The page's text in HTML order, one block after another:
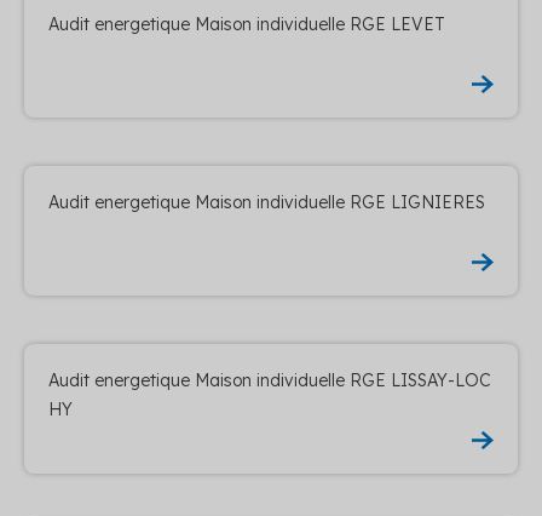
Audit energetique Maison individuelle RGE LEVET
Audit energetique Maison individuelle RGE LIGNIERES
Audit energetique Maison individuelle RGE LISSAY-LOC
HY